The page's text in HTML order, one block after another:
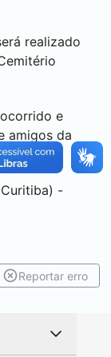
realizado
e
amigos da
Curitiba) -
Reportar erro